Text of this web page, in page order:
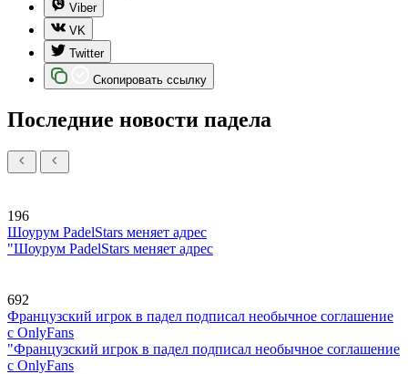
Viber
VK
Twitter
Скопировать ссылку
Последние новости падела
196
Шоурум PadelStars меняет адрес
"Шоурум PadelStars меняет адрес
692
Французский игрок в падел подписал необычное соглашение
с OnlyFans
"Французский игрок в падел подписал необычное соглашение
с OnlyFans